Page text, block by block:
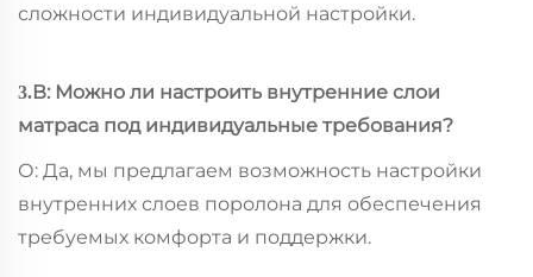
сложности индивидуальной настройки.
3.В: Можно ли настроить внутренние слои
матраса под индивидуальные требования?
О: Да, мы предлагаем возможность настройки
внутренних слоев поролона для обеспечения
требуемых комфорта и поддержки.